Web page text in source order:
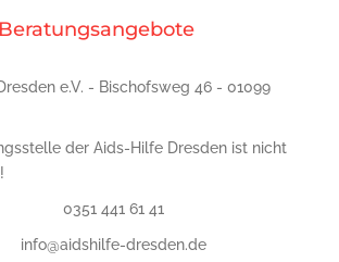
Beratungsangebote
e.V. - Bischofsweg 46 - 01099
der Aids-Hilfe Dresden ist nicht
0351 441 61 41
info@aidshilfe-dresden.de